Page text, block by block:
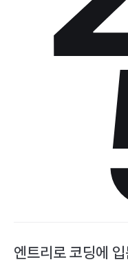
엔트리로 코딩에